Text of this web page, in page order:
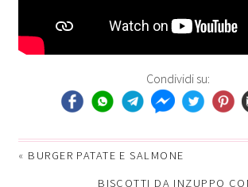
Condividi su:
« BURGER PATATE E SALMONE
BISCOTTI DA INZUPPO